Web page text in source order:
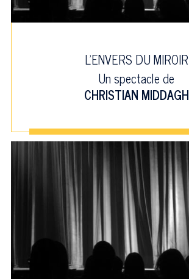
L'ENVERS DU MIROIR
Un spectacle de
CHRISTIAN MIDDAGH